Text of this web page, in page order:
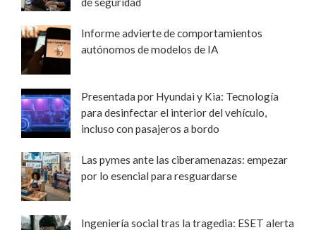
Informe advierte de comportamientos
autónomos de modelos de IA
Presentada por Hyundai y Kia: Tecnología
para desinfectar el interior del vehículo,
incluso con pasajeros a bordo
Las pymes ante las ciberamenazas: empezar
por lo esencial para resguardarse
Ingeniería social tras la tragedia: ESET alerta